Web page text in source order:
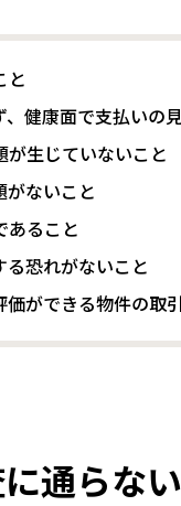
と
健康面で支払いの
生じていないこと
ないこと
あること
恐れがないこと
ができる物件の取
通らな